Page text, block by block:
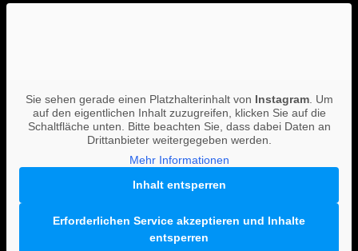
Blog
About
Team
Kontakt
Sie sehen gerade einen Platzhalterinhalt von Instagram. Um
auf den eigentlichen Inhalt zuzugreifen, klicken Sie auf die
Schaltfläche unten. Bitte beachten Sie, dass dabei Daten an
Drittanbieter weitergegeben werden.
Mehr Informationen
Inhalt entsperren
Erforderlichen Service akzeptieren und Inhalte
entsperren